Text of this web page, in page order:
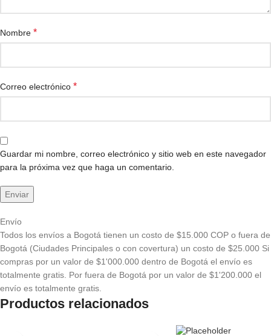
Nombre *
Correo electrónico *
Guardar mi nombre, correo electrónico y sitio web en este navegador
para la próxima vez que haga un comentario.
Envío
Todos los envíos a Bogotá tienen un costo de $15.000 COP o fuera de
Bogotá (Ciudades Principales o con covertura) un costo de $25.000 Si
compras por un valor de $1'000.000 dentro de Bogotá el envío es
totalmente gratis. Por fuera de Bogotá por un valor de $1'200.000 el
envío es totalmente gratis.
Productos relacionados